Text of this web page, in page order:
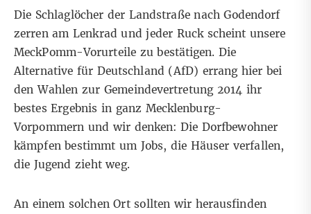
Die Schlaglöcher der Landstraße nach Godendorf
zerren am Lenkrad und jeder Ruck scheint unsere
MeckPomm-Vorurteile zu bestätigen. Die
Alternative für Deutschland (AfD) errang hier bei
den Wahlen zur Gemeindevertretung 2014 ihr
bestes Ergebnis in ganz Mecklenburg-
Vorpommern und wir denken: Die Dorfbewohner
kämpfen bestimmt um Jobs, die Häuser verfallen,
die Jugend zieht weg.
An einem solchen Ort sollten wir herausfinden